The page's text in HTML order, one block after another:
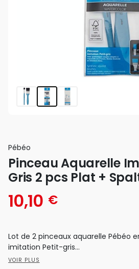
Pébéo
Pinceau Aquarelle
Gris 2 pcs Plat +
10,10 €
Lot de 2 pinceaux aquarelle Pébéo
imitation Petit-gris...
VOIR PLUS